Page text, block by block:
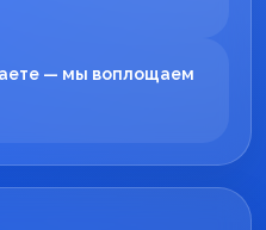
— мы воплощаем